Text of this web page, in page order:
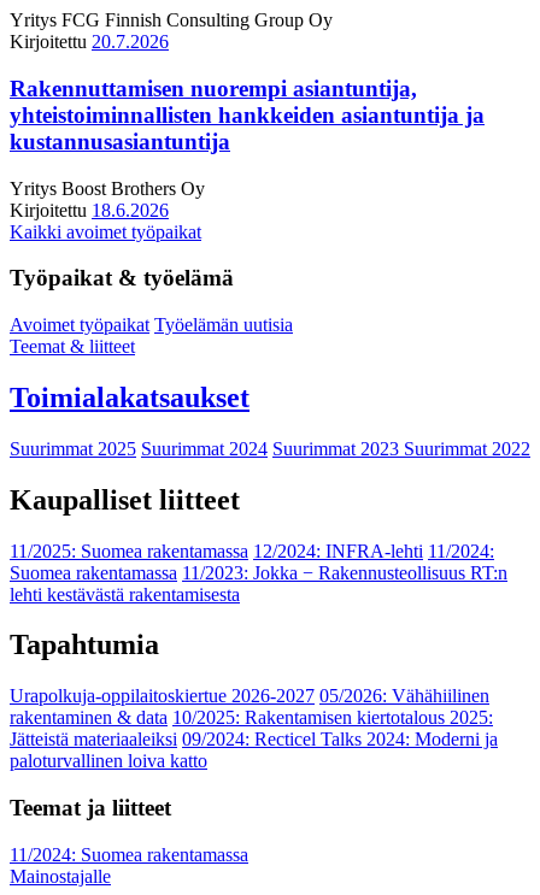
Yritys FCG Finnish Consulting Group Oy
Kirjoitettu 20.7.2026
Rakennuttamisen nuorempi asiantuntija,
yhteistoiminnallisten hankkeiden asiantuntija ja
kustannusasiantuntija
Yritys Boost Brothers Oy
Kirjoitettu 18.6.2026
Kaikki avoimet työpaikat
Työpaikat & työelämä
Avoimet työpaikat Työelämän uutisia
Teemat & liitteet
Toimialakatsaukset
Suurimmat 2025 Suurimmat 2024 Suurimmat 2023 Suurimmat 2022
Kaupalliset liitteet
11/2025: Suomea rakentamassa 12/2024: INFRA-lehti 11/2024:
Suomea rakentamassa 11/2023: Jokka − Rakennusteollisuus RT:n
lehti kestävästä rakentamisesta
Tapahtumia
Urapolkuja-oppilaitoskiertue 2026-2027 05/2026: Vähähiilinen
rakentaminen & data 10/2025: Rakentamisen kiertotalous 2025:
Jätteistä materiaaleiksi 09/2024: Recticel Talks 2024: Moderni ja
paloturvallinen loiva katto
Teemat ja liitteet
11/2024: Suomea rakentamassa
Mainostajalle